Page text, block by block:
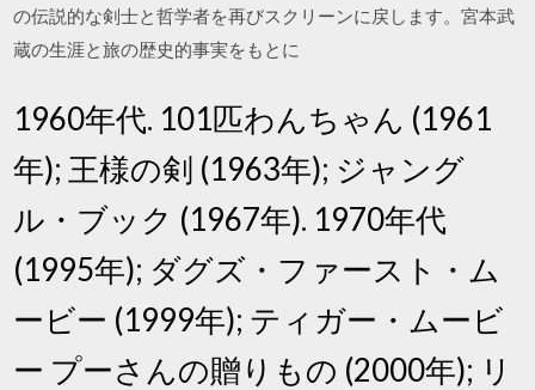
の伝説的な剣士と哲学者を再びスクリーンに戻します。宮本武
蔵の生涯と旅の歴史的事実をもとに
1960年代. 101匹わんちゃん (1961
年); 王様の剣 (1963年); ジャング
ル・ブック (1967年). 1970年代
(1995年); ダグズ・ファースト・ム
ービー (1999年); ティガー・ムービ
ー プーさんの贈りもの (2000年); リ